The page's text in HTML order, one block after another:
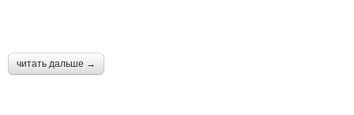
читать дальше →